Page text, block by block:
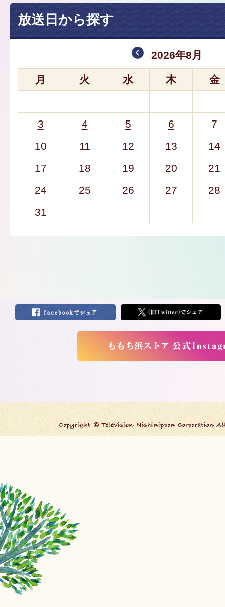
放送日から探す
2026年8月
月 火 水 木 金
3 4 5 6
7
10
11 12 13
14
17
18 19 20
21
24
25 26 27
28
31